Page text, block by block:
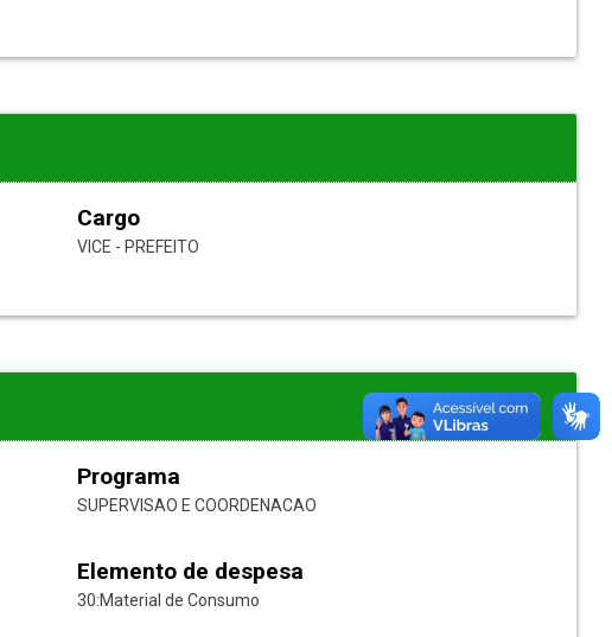
Cargo
VICE - PREFEITO
Programa
SUPERVISAO E COORDENACAO
Elemento de despesa
30:Material de Consumo